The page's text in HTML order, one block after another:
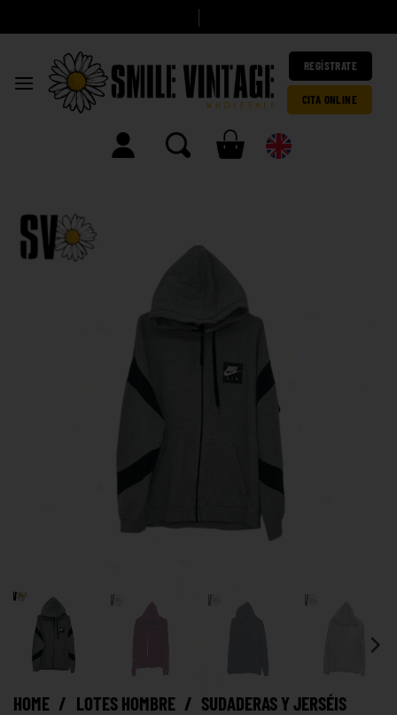
h
REGÍSTRATE
CITA ONLINE
HOME / LOTES HOMBRE / SUDADERAS Y JERSÉIS